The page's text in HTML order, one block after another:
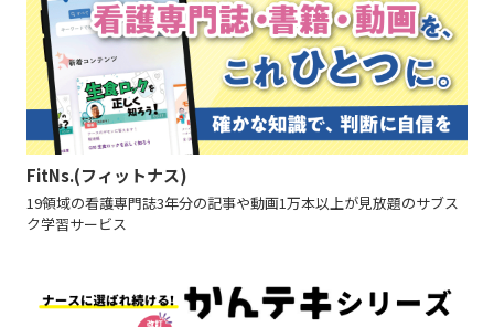
FitNs.(フィットナス)
19領域の看護専門誌3年分の記事や動画1万本以上が見放題のサブス
ク学習サービス